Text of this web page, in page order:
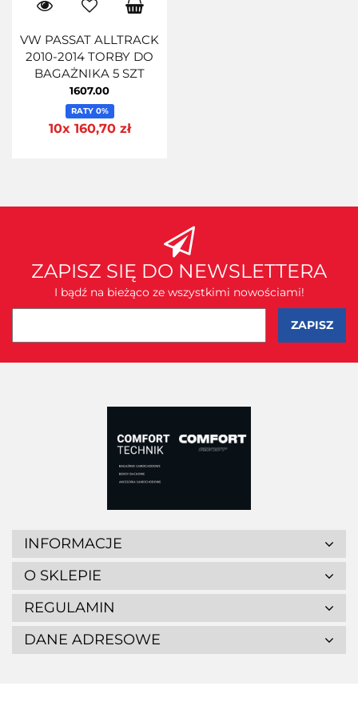
VW PASSAT ALLTRACK
2010-2014 TORBY DO
BAGAŻNIKA 5 SZT
1607.00
RATY 0%
10x 160,70 zł
ZAPISZ SIĘ DO NEWSLETTERA
I bądź na bieżąco ze wszystkimi nowościami!
INFORMACJE
O SKLEPIE
REGULAMIN
DANE ADRESOWE